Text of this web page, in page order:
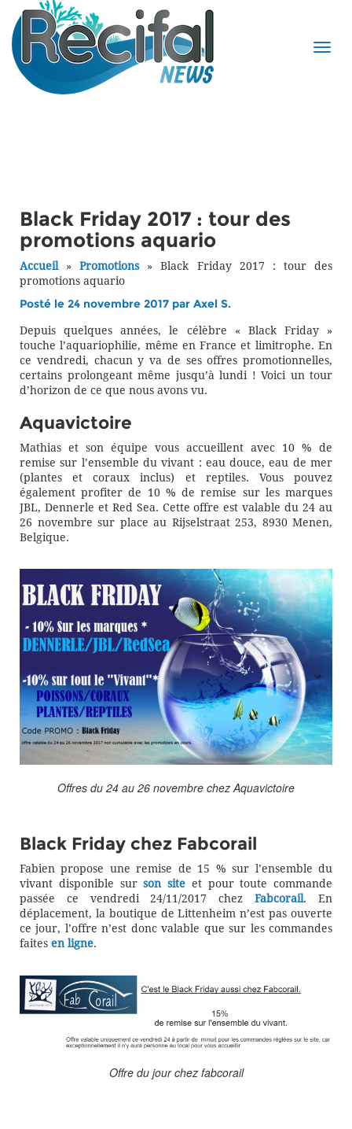
Black Friday 2017 : tour des
promotions aquario
Accueil»Promotions»Black Friday 2017 : tour des
promotions aquario
Posté le 24 novembre 2017 par Axel S.
Depuis quelques années, le célèbre « Black Friday »
touche l’aquariophilie, même en France et limitrophe. En
ce vendredi, chacun y va de ses offres promotionnelles,
certains prolongeant même jusqu’à lundi ! Voici un tour
d’horizon de ce que nous avons vu.
Aquavictoire
Mathias et son équipe vous accueillent avec 10 % de
remise sur l’ensemble du vivant : eau douce, eau de mer
(plantes et coraux inclus) et reptiles. Vous pouvez
également profiter de 10 % de remise sur les marques
JBL, Dennerle et Red Sea. Cette offre est valable du 24 au
26 novembre sur place au Rijselstraat 253, 8930 Menen,
Belgique.
Offres du 24 au 26 novembre chez Aquavictoire
Black Friday chez Fabcorail
Fabien propose une remise de 15 % sur l’ensemble du
vivant disponible surson site et pour toute commande
passée ce vendredi 24/11/2017 chezFabcorail. En
déplacement, la boutique de Littenheim n’est pas ouverte
ce jour, l’offre n’est donc valable que sur les commandes
faites en ligne.
Offre du jour chez fabcorail